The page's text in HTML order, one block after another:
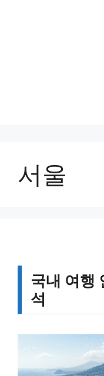
서울
국내 여행
석